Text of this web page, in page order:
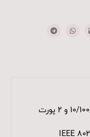
• 8 پورت POE با سرعت 10/100/1000M و 2 پورت